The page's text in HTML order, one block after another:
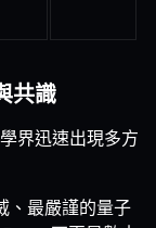
共識
界迅速出現多方
、最嚴謹的量子